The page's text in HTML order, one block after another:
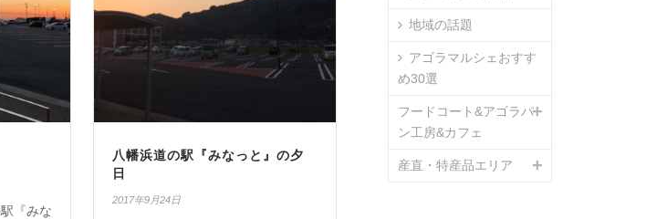
『みな
八幡浜道の駅『みなっと』の夕
日
2017年9月24日
地域の話題
アゴラマルシェおすす
め30選
フードコート&アゴラパ
ン工房&カフェ
産直・特産品エリア